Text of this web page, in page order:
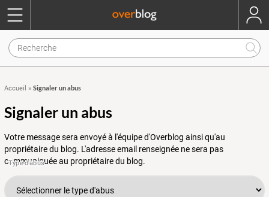
Accueil » Signaler un abus
Signaler un abus
Votre message sera envoyé à l'équipe d'Overblog ainsi qu'au
propriétaire du blog. L'adresse email renseignée ne sera pas
communiquée au propriétaire du blog.